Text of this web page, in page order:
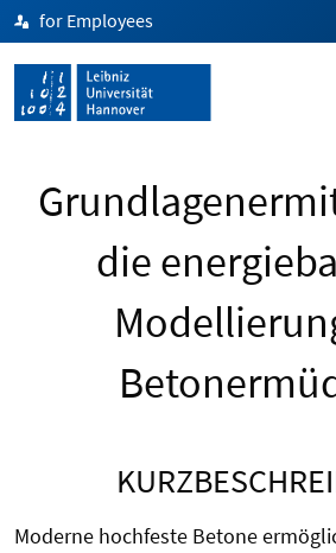
for Employees
die
Moderne hochfeste Betone